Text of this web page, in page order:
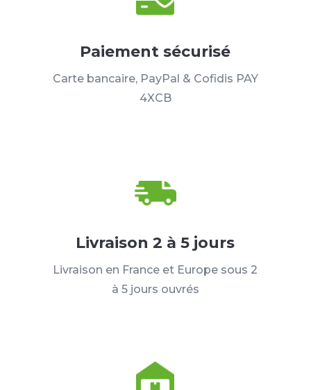
Paiement sécurisé
Carte bancaire, PayPal & Cofidis PAY
4XCB
Livraison 2 à 5 jours
Livraison en France et Europe sous 2
à 5 jours ouvrés